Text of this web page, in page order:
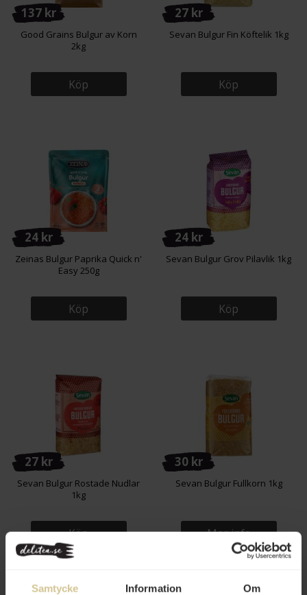
Samtycke Information Om
137 kr
Good Grains Bulgur av Korn
2kg
Köp
27 kr
Sevan Bulgur Fin Köftelik 1kg
Köp
24 kr
Zeinas Bulgur Paprika Quick n'
Easy 250g
Köp
24 kr
Sevan Bulgur Grov Pilavlik 1kg
Köp
27 kr
Sevan Bulgur Rostade Nudlar
1kg
Köp
30 kr
Sevan Bulgur Fullkorn 1kg
Mer info